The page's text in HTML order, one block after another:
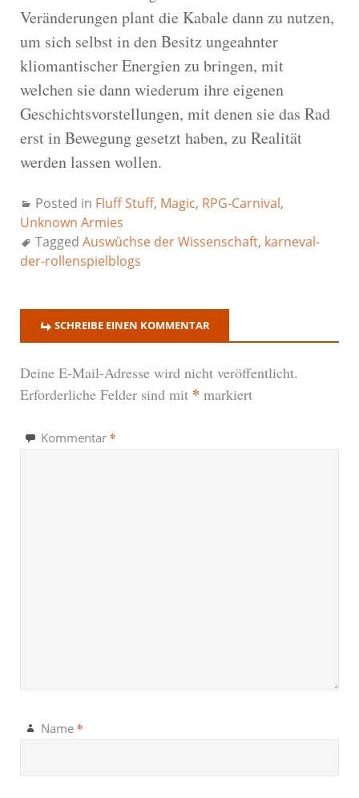
Veränderungen plant die Kabale dann zu nutzen,
um sich selbst in den Besitz ungeahnter
kliomantischer Energien zu bringen, mit
welchen sie dann wiederum ihre eigenen
Geschichtsvorstellungen, mit denen sie das Rad
erst in Bewegung gesetzt haben, zu Realität
werden lassen wollen.
Posted in Fluff Stuff, Magic, RPG-Carnival,
Unknown Armies
Tagged Auswüchse der Wissenschaft, karneval-
der-rollenspielblogs
SCHREIBE EINEN KOMMENTAR
Deine E-Mail-Adresse wird nicht veröffentlicht.
Erforderliche Felder sind mit * markiert
Kommentar *
Name *